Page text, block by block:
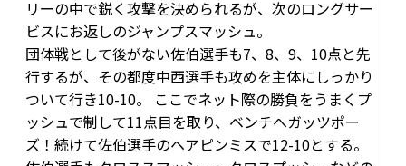
リーの中で鋭く攻撃を決められるが、次のロングサー
ビスにお返しのジャンプスマッシュ。
団体戦として後がない佐伯選手も7、8、9、10点と先
行するが、その都度中西選手も攻めを主体にしっかり
ついて行き10-10。 ここでネット際の勝負をうまくプ
ッシュで制して11点目を取り、ベンチへガッツポー
ズ！続けて佐伯選手のヘアピンミスで12-10とする。